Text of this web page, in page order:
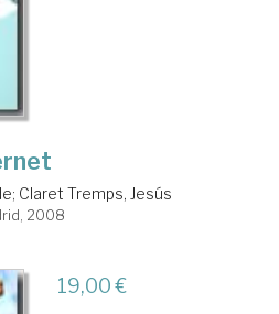
; Claret Tremps, Jesús
2008
19,00 €